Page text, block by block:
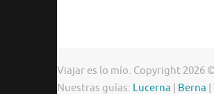
Viajar es lo mío. Copyright 2026
Nuestras guías: Lucerna | Berna |